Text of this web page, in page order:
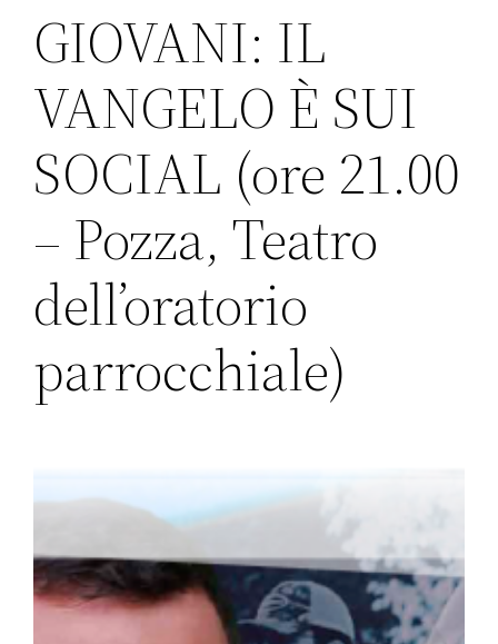
GIOVANI: IL
VANGELO È SUI
SOCIAL (ore 21.00
– Pozza, Teatro
dell’oratorio
parrocchiale)